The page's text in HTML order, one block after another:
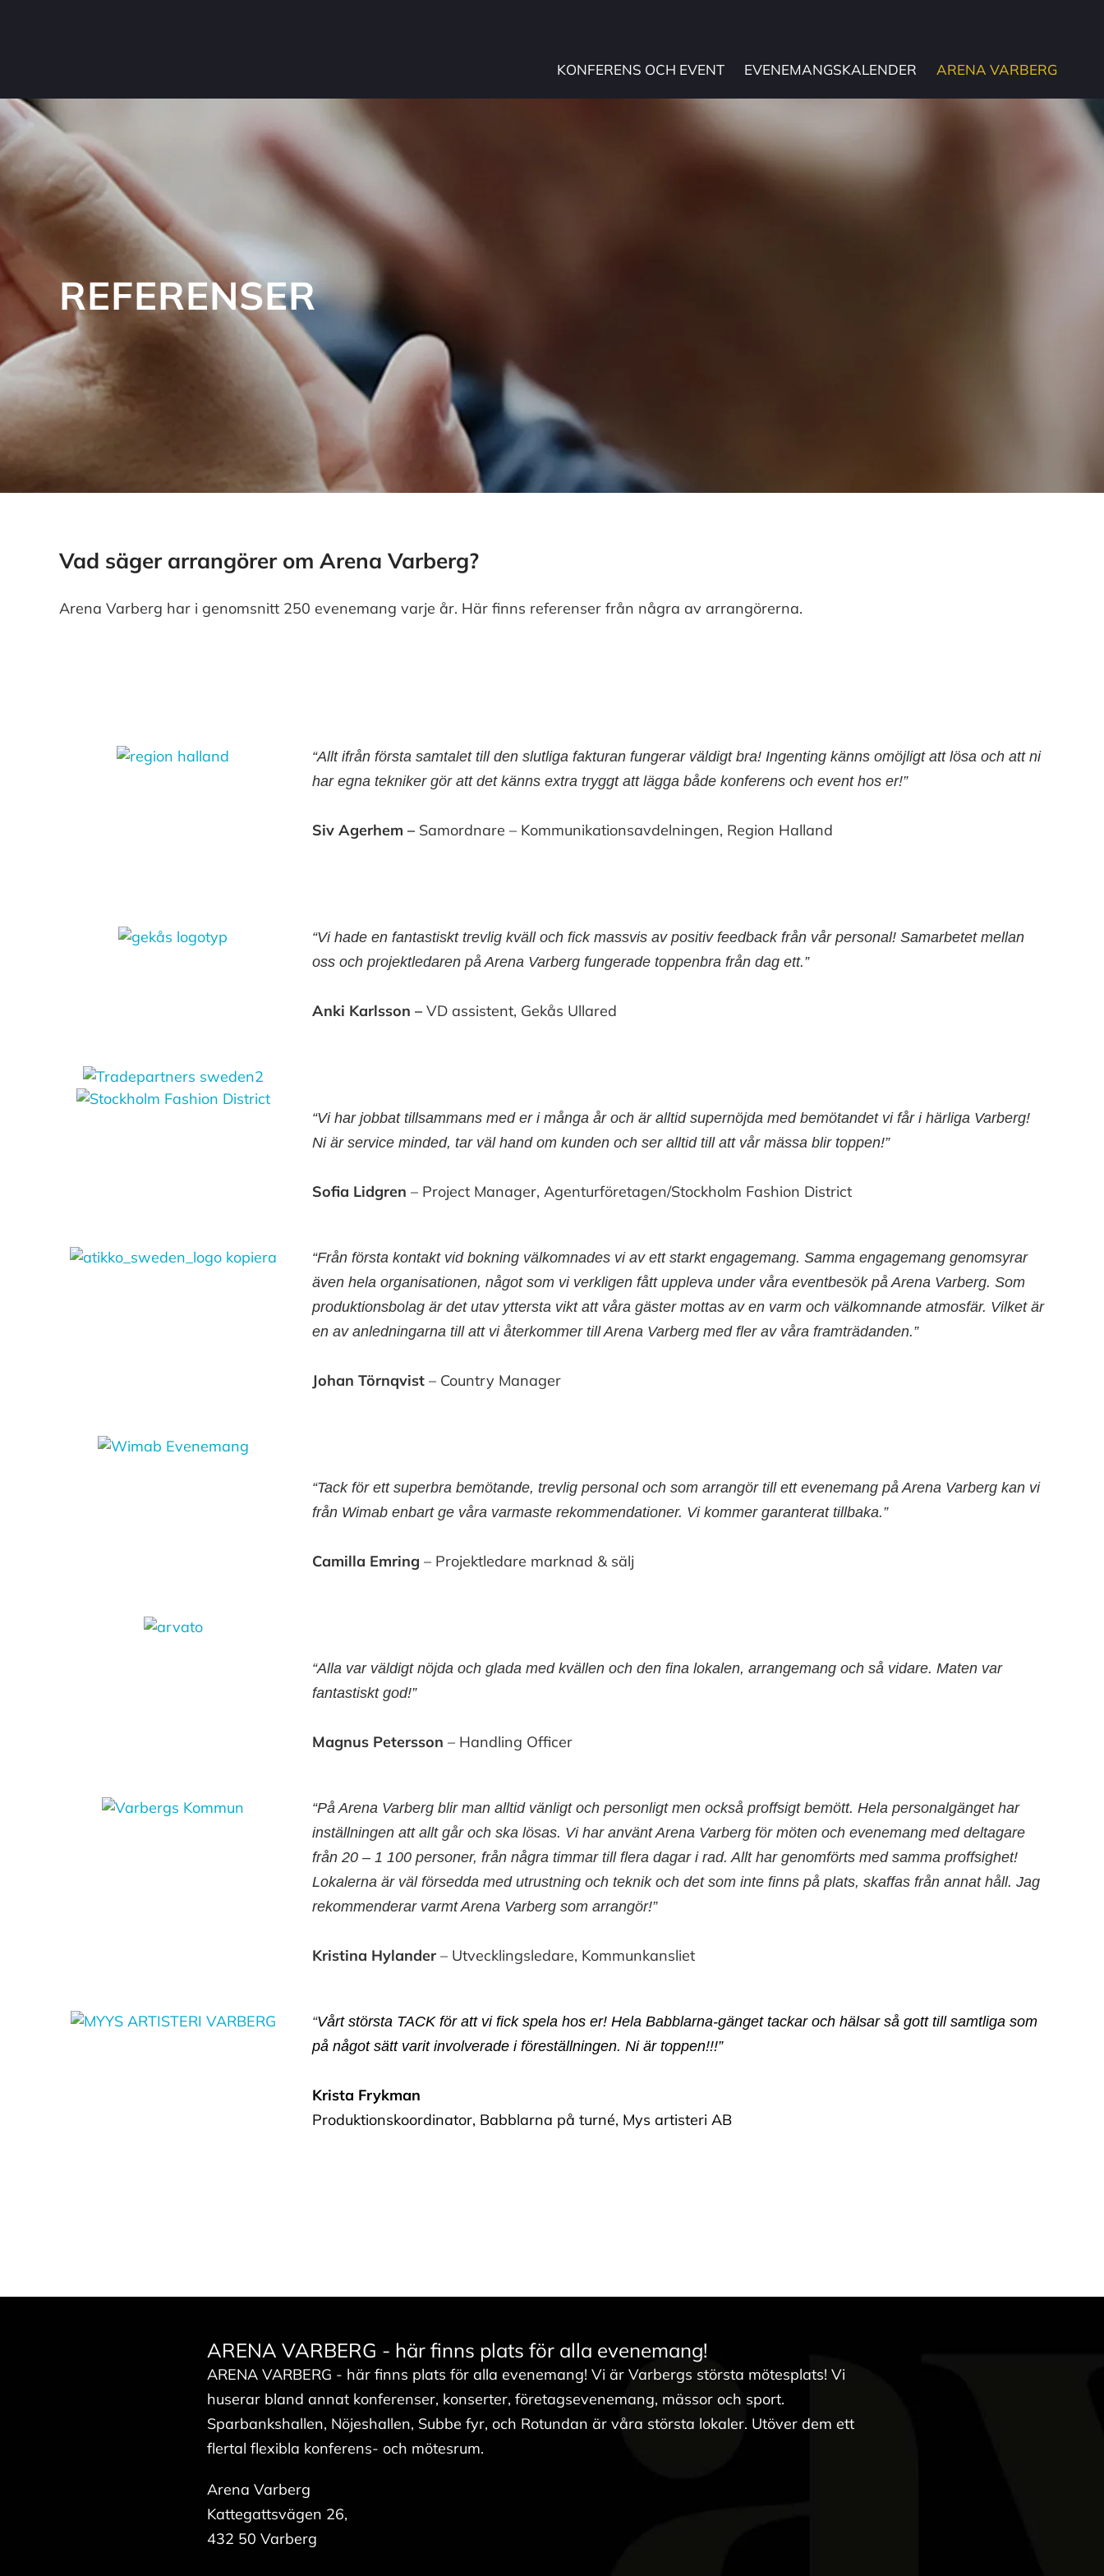
KONFERENS OCH EVENT EVENEMANGSKALENDER ARENA VARBERG
REFERENSER
Vad säger arrangörer om Arena Varberg?
Arena Varberg har i genomsnitt 250 evenemang varje år. Här finns referenser från några av arrangörerna.
“Allt ifrån första samtalet till den slutliga fakturan fungerar väldigt bra! Ingenting känns omöjligt att lösa och att ni
har egna tekniker gör att det känns extra tryggt att lägga både konferens och event hos er!”
Siv Agerhem – Samordnare – Kommunikationsavdelningen, Region Halland
“Vi hade en fantastiskt trevlig kväll och fick massvis av positiv feedback från vår personal! Samarbetet mellan
oss och projektledaren på Arena Varberg fungerade toppenbra från dag ett.”
Anki Karlsson – VD assistent, Gekås Ullared
“Vi har jobbat tillsammans med er i många år och är alltid supernöjda med bemötandet vi får i härliga Varberg!
Ni är service minded, tar väl hand om kunden och ser alltid till att vår mässa blir toppen!”
Sofia Lidgren – Project Manager, Agenturföretagen/Stockholm Fashion District
“Från första kontakt vid bokning välkomnades vi av ett starkt engagemang. Samma engagemang genomsyrar
även hela organisationen, något som vi verkligen fått uppleva under våra eventbesök på Arena Varberg. Som
produktionsbolag är det utav yttersta vikt att våra gäster mottas av en varm och välkomnande atmosfär. Vilket är
en av anledningarna till att vi återkommer till Arena Varberg med fler av våra framträdanden.”
Johan Törnqvist – Country Manager
“Tack för ett superbra bemötande, trevlig personal och som arrangör till ett evenemang på Arena Varberg kan vi
från Wimab enbart ge våra varmaste rekommendationer. Vi kommer garanterat tillbaka.”
Camilla Emring – Projektledare marknad & sälj
“Alla var väldigt nöjda och glada med kvällen och den fina lokalen, arrangemang och så vidare. Maten var
fantastiskt god!”
Magnus Petersson – Handling Officer
“På Arena Varberg blir man alltid vänligt och personligt men också proffsigt bemött. Hela personalgänget har
inställningen att allt går och ska lösas. Vi har använt Arena Varberg för möten och evenemang med deltagare
från 20 – 1 100 personer, från några timmar till flera dagar i rad. Allt har genomförts med samma proffsighet!
Lokalerna är väl försedda med utrustning och teknik och det som inte finns på plats, skaffas från annat håll. Jag
rekommenderar varmt Arena Varberg som arrangör!”
Kristina Hylander– Utvecklingsledare, Kommunkansliet
“Vårt största TACK för att vi fick spela hos er! Hela Babblarna-gänget tackar och hälsar så gott till samtliga som
på något sätt varit involverade i föreställningen. Ni är toppen!!!”
Krista Frykman
Produktionskoordinator, Babblarna på turné, Mys artisteri AB
ARENA VARBERG - här finns plats för alla evenemang!
ARENA VARBERG - här finns plats för alla evenemang! Vi är Varbergs största mötesplats! Vi
huserar bland annat konferenser, konserter, företagsevenemang, mässor och sport.
Sparbankshallen, Nöjeshallen, Subbe fyr, och Rotundan är våra största lokaler. Utöver dem ett
flertal flexibla konferens- och mötesrum.
Arena Varberg
Kattegattsvägen 26,
432 50 Varberg